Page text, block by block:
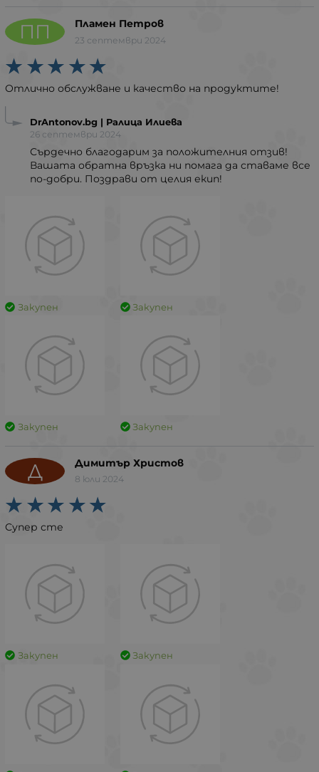
ПП Пламен Петров
23 септември 2024
Отлично обслужване и качество на продуктите!
DrAntonov.bg | Ралица Илиева
26 септември 2024
Сърдечно благодарим за положителния отзив!
Вашата обратна връзка ни помага да ставаме все
по-добри. Поздрави от целия екип!
Закупен Закупен
Закупен Закупен
Д Димитър Христов
8 юли 2024
Супер сте
Закупен Закупен